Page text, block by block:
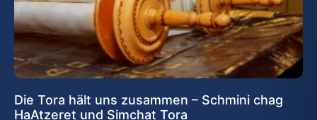
Die Tora hält uns zusammen – Schmini chag
HaAtzeret und Simchat Tora